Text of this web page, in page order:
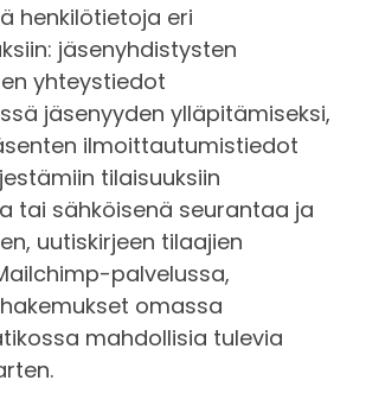
henkilötietoja eri
jäsenyhdistysten
yhteystiedot
jäsenyyden ylläpitämiseksi,
ilmoittautumistiedot
tilaisuuksiin
tai sähköisenä seurantaa ja
uutiskirjeen tilaajien
palvelussa,
omassa
mahdollisia tulevia